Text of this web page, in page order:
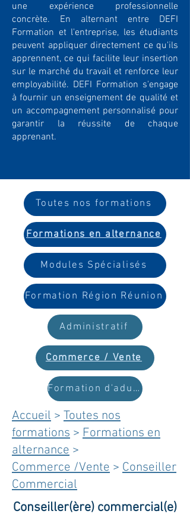
une expérience professionnelle
concrète. En alternant entre DEFI
Formation et l'entreprise, les étudiants
peuvent appliquer directement ce qu'ils
apprennent, ce qui facilite leur insertion
sur le marché du travail et renforce leur
employabilité. DEFI Formation s'engage
à fournir un enseignement de qualité et
un accompagnement personnalisé pour
garantir la réussite de chaque
apprenant.
Toutes nos formations
Formations en alternance
Modules Spécialisés
Formation Région Réunion
Administratif
Commerce / Vente
Formation d'adultes
Accueil > Toutes nos
formations > Formations en
alternance >
Commerce /Vente > Conseiller
Commercial
Conseiller(ère) commercial(e)